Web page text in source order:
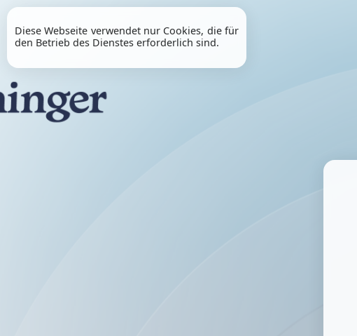
Diese Webseite verwendet nur Cookies, die für
den Betrieb des Dienstes erforderlich sind.